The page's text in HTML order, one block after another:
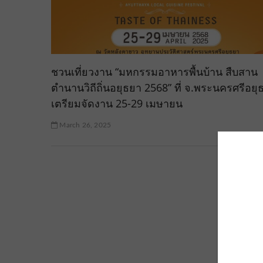
ชวนเที่ยวงาน “มหกรรมอาหารพื้นบ้าน สืบสาน
ตำนานวิถีถิ่นอยุธยา 2568” ที่ จ.พระนครศรีอยุ
เตรียมจัดงาน 25-29 เมษายน
March 26, 2025